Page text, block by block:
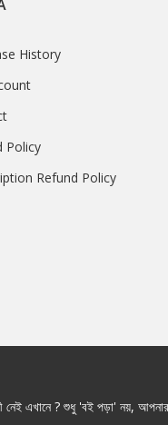
History
Policy
Refund Policy
নেই এখানে ? শুধু 'বই পড়া' নয়,